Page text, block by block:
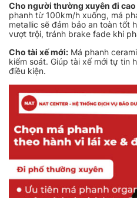
Cho người thường xuyên đi
phanh từ 100km/h xuống, má
metallic sẽ đảm bảo an toàn tốt
vượt trội, tránh brake fade khi
Cho tài xế mới: Má phanh
kiểm soát. Giúp tài xế mới tự tin
điều kiện.